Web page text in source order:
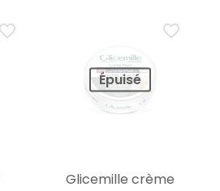
Épuisé
Glicemille crème